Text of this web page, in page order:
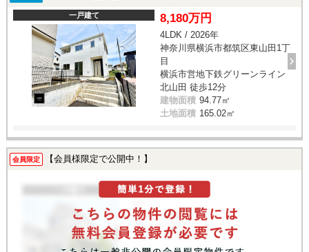
一戸建て 8,180万円
4LDK / 2026年
神奈川県横浜市都筑区東山田1丁
目
横浜市営地下鉄グリーンライン
北山田 徒歩12分
建物面積 94.77㎡
土地面積 165.02㎡
会員限定 【会員様限定で公開中！】